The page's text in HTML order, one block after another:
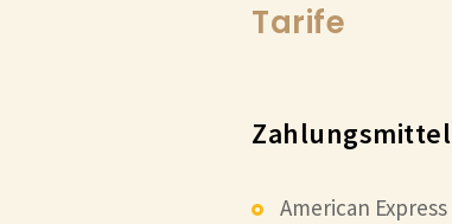
Tarife
Zahlungsmittel
American Express